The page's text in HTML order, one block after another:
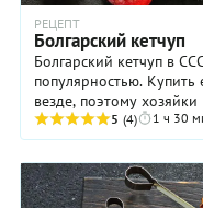
РЕЦЕПТ
Болгарский кетчуп
Болгарский кетчуп в
популярностью.
везде, поэтому
условиях нечто
5 (4) 1 ч 30